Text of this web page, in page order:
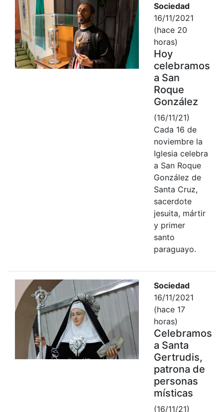
Sociedad
16/11/2021
(hace 20
horas)
Hoy
celebramos
a San
Roque
González
(16/11/21)
Cada 16 de
noviembre la
Iglesia celebra
a San Roque
González de
Santa Cruz,
sacerdote
jesuita, mártir
y primer
santo
paraguayo.
Sociedad
16/11/2021
(hace 17
horas)
Celebramos
a Santa
Gertrudis,
patrona de
personas
místicas
(16/11/21)